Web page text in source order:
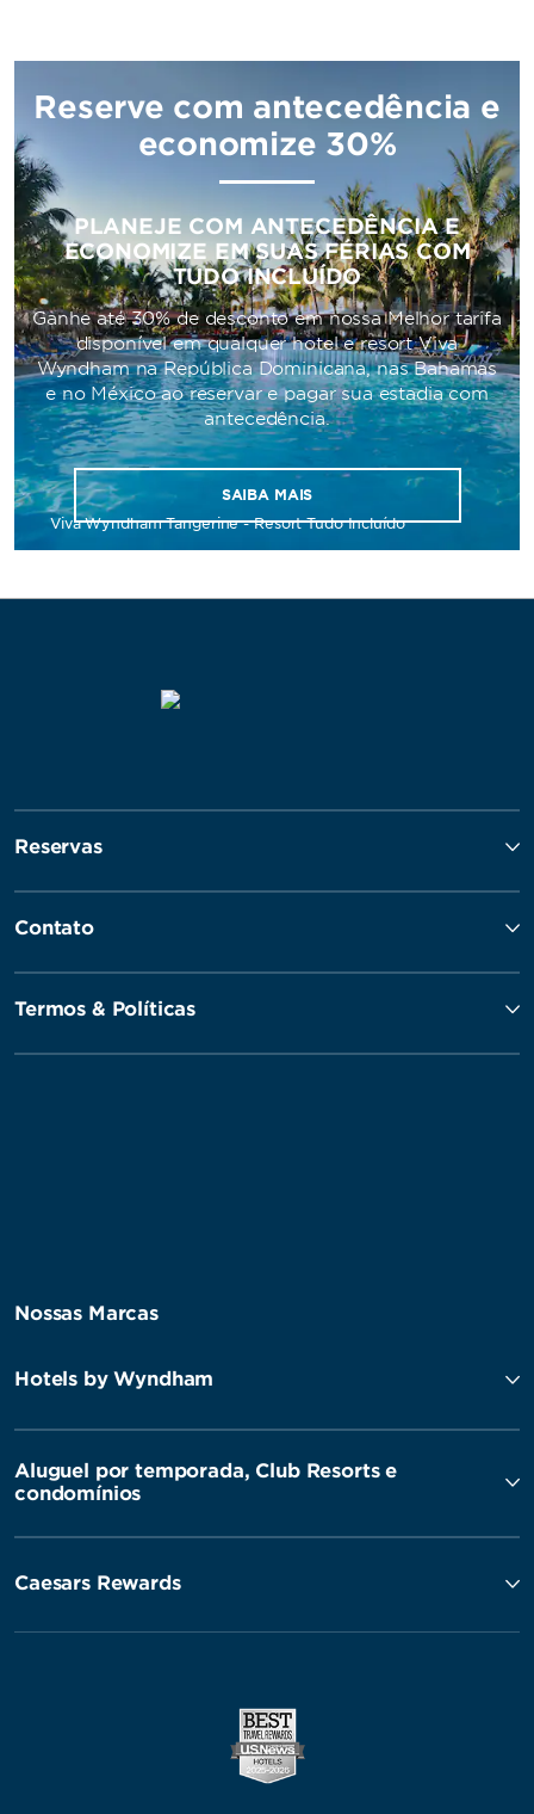
Reserve com antecedência e
economize 30%
PLANEJE COM ANTECEDÊNCIA E
ECONOMIZE EM SUAS FÉRIAS COM
TUDO INCLUÍDO
Ganhe até 30% de desconto em nossa Melhor tarifa
disponível em qualquer hotel e resort Viva
Wyndham na República Dominicana, nas Bahamas
e no México ao reservar e pagar sua estadia com
antecedência.
SAIBA MAIS
Viva Wyndham Tangerine - Resort Tudo Incluído
Reservas
Contato
Termos & Políticas
Nossas Marcas
Hotels by Wyndham
Aluguel por temporada, Club Resorts e
condomínios
Caesars Rewards